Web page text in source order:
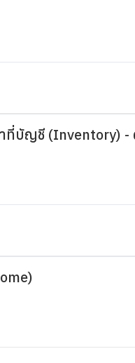
ที่บัญชี (Inventory) -